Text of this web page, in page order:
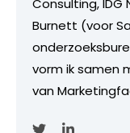
Burnett (voor
vorm ik samen
van